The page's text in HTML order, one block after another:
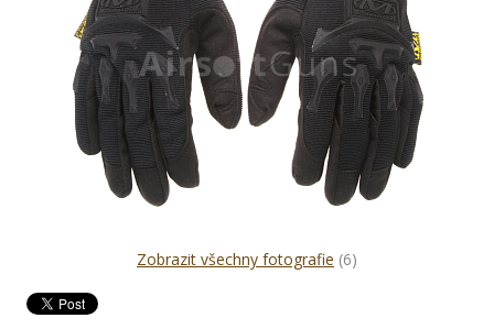
Zobrazit všechny fotografie (6)